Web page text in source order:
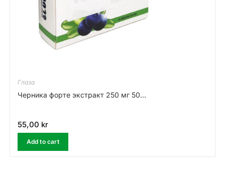
Глаза
Черника форте экстракт 250 мг 50...
55,00 kr
Add to cart